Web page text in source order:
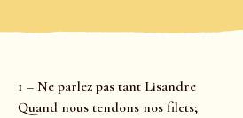
1 – Ne parlez pas tant Lisandre
Quand nous tendons nos filets;